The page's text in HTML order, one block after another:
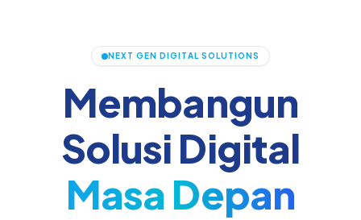
NEXT GEN DIGITAL SOLUTIONS
Membangun
Solusi Digital
Masa Depan